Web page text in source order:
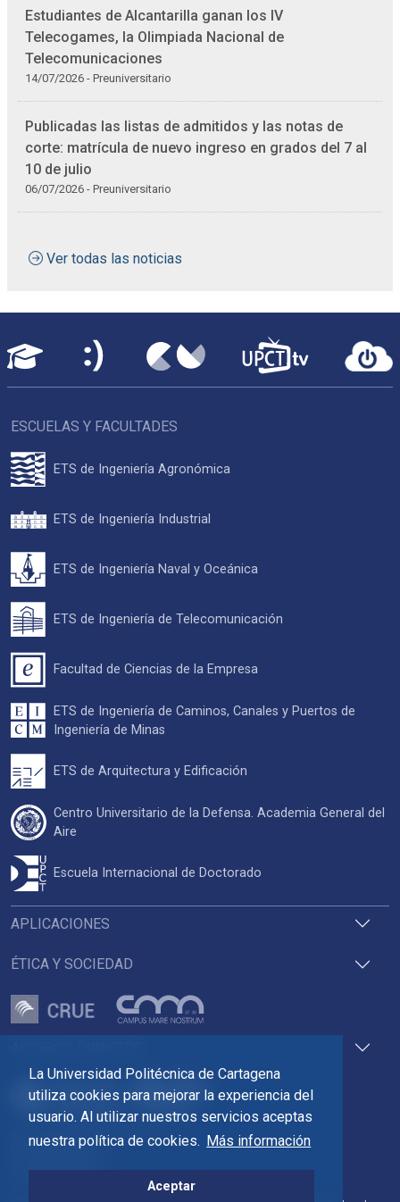
La Universidad Politécnica de Cartagena
utiliza cookies para mejorar la experiencia del
usuario. Al utilizar nuestros servicios aceptas
nuestra política de cookies. Más información
Aceptar
Estudiantes de Alcantarilla ganan los IV
Telecogames, la Olimpiada Nacional de
Telecomunicaciones
14/07/2026 - Preuniversitario
Publicadas las listas de admitidos y las notas de
corte: matrícula de nuevo ingreso en grados del 7 al
10 de julio
06/07/2026 - Preuniversitario
Ver todas las noticias
Pza. del Cronista Isidoro Valverde
Edif. La Milagrosa
APLICACIONES
ÉTICA Y SOCIEDAD
ESCUELAS Y FACULTADES
ETS de Ingeniería Agronómica
ETS de Ingeniería Industrial
ETS de Ingeniería Naval y Oceánica
ETS de Ingeniería de Telecomunicación
Facultad de Ciencias de la Empresa
ETS de Ingeniería de Caminos, Canales y Puertos de
Ingeniería de Minas
ETS de Arquitectura y Edificación
Centro Universitario de la Defensa. Academia General del
Aire
Escuela Internacional de Doctorado